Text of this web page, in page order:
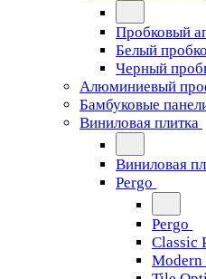
Пробковый
Белый
Черный
Алюминиевый
Бамбуковые
Виниловая плитка
Виниловая
Pergo
Pergo
Classic
Modern